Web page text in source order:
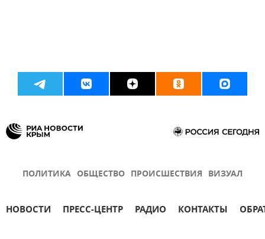
ПОЛИТИКА ОБЩЕСТВО ПРОИСШЕСТВИЯ ВИЗУАЛ
НОВОСТИ ПРЕСС-ЦЕНТР РАДИО КОНТАКТЫ